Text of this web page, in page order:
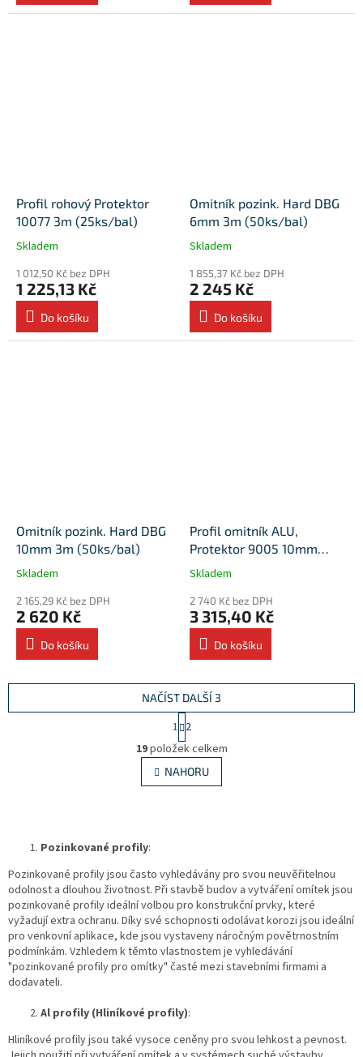
Profil rohový Protektor
10077 3m (25ks/bal)
Skladem
1 012,50 Kč bez DPH
1 225,13 Kč
Do košíku
Omitník pozink. Hard DBG
6mm 3m (50ks/bal)
Skladem
1 855,37 Kč bez DPH
2 245 Kč
Do košíku
Omitník pozink. Hard DBG
10mm 3m (50ks/bal)
Skladem
2 165,29 Kč bez DPH
2 620 Kč
Do košíku
Profil omitník ALU,
Protektor 9005 10mm
2,75m (50ks/bal)
Skladem
2 740 Kč bez DPH
3 315,40 Kč
Do košíku
O
v
l
á
r
v
k
y
v
ý
p
u
NAČÍST DALŠÍ 3
t
r
á
n
k
1 2
19položek celkem
NAHORU
Pozinkované profily:
Pozinkované profily jsou často vyhledávány pro svou neuvěřitelnou
odolnost a dlouhou životnost. Při stavbě budov a vytváření omítek jsou
pozinkované profily ideální volbou pro konstrukční prvky, které
vyžadují extra ochranu. Díky své schopnosti odolávat korozi jsou ideální
pro venkovní aplikace, kde jsou vystaveny náročným povětrnostním
podmínkám. Vzhledem k těmto vlastnostem je vyhledávání
"pozinkované profily pro omítky" časté mezi stavebními firmami a
dodavateli.
Al profily (Hliníkové profily):
Hliníkové profily jsou také vysoce ceněny pro svou lehkost a pevnost.